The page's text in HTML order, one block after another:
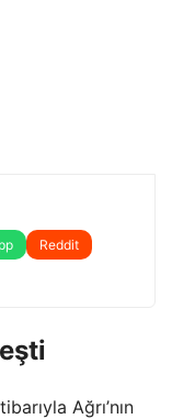
Reddit
Ağrı’nın